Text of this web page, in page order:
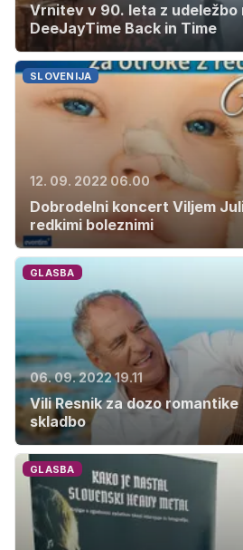
Vrnitev v 90. leta z udeležbo
DeeJayTime Back in Time
SLOVENIJA
12. 09. 2022 06.00
Dobrodelni koncert Viljem
redkimi boleznimi
GLASBA
06. 09. 2022 19.11
Vili Resnik za dozo
skladbo
GLASBA